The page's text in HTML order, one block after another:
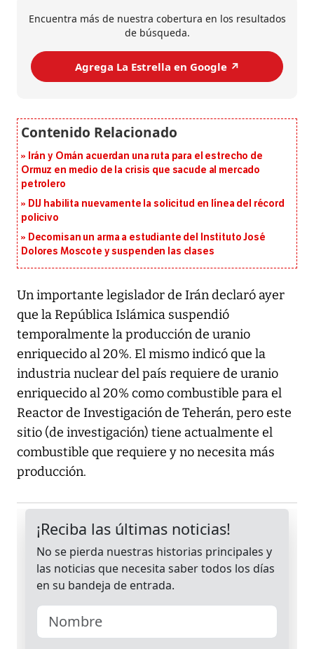
Encuentra más de nuestra cobertura en los resultados
de búsqueda.
Agrega La Estrella en Google ↗️
Irán y Omán acuerdan una ruta para el estrecho de
Ormuz en medio de la crisis que sacude al mercado
petrolero
DIJ habilita nuevamente la solicitud en línea del récord
policivo
Decomisan un arma a estudiante del Instituto José
Dolores Moscote y suspenden las clases
Un importante legislador de Irán declaró ayer
que la República Islámica suspendió
temporalmente la producción de uranio
enriquecido al 20%. El mismo indicó que la
industria nuclear del país requiere de uranio
enriquecido al 20% como combustible para el
Reactor de Investigación de Teherán, pero este
sitio (de investigación) tiene actualmente el
combustible que requiere y no necesita más
producción.